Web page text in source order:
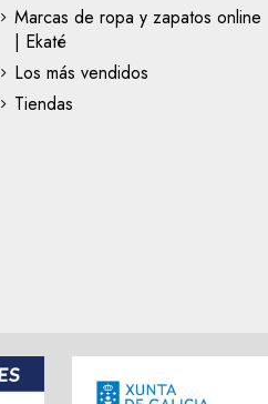
Marcas de ropa y zapatos online
| Ekaté
Los más vendidos
Tiendas